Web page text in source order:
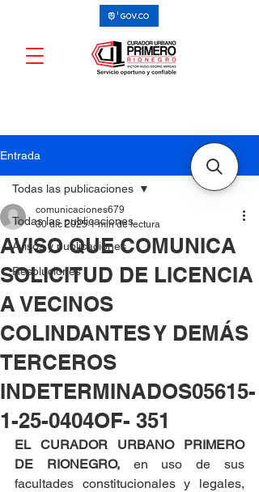
Entrada
Todas las publicaciones
Avisos y publicaciones
Resoluciones
Todas las publicaciones
AVISO QUE COMUNICA
SOLICITUD DE LICENCIA
A VECINOS
COLINDANTES Y DEMÁS
TERCEROS
INDETERMINADOS05615-
1-25-0404OF- 351
comunicaciones679
30 dic 2025 1 min de lectura
EL CURADOR URBANO PRIMERO
DE RIONEGRO, en uso de sus
facultades constitucionales y legales,